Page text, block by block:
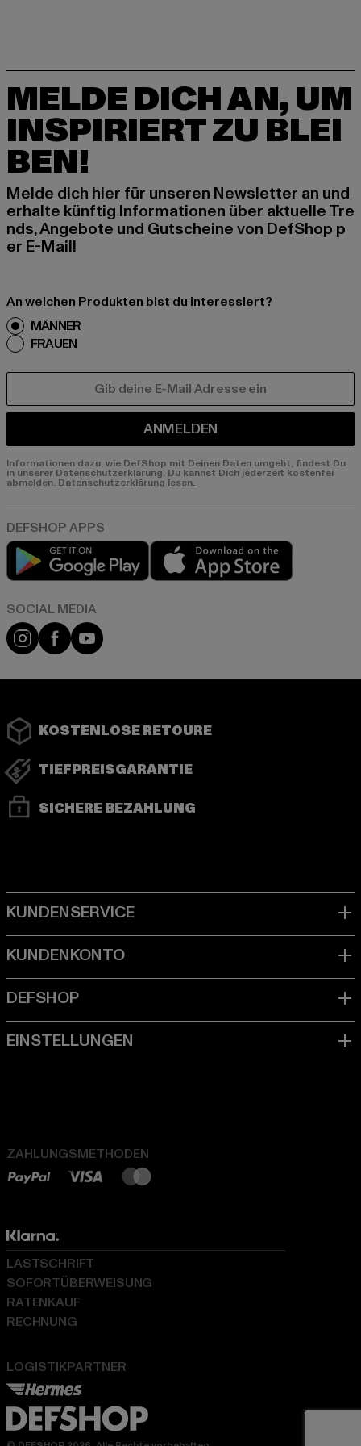
MELDE DICH AN, UM
INSPIRIERT ZU BLEI
BEN!
Melde dich hier für unseren Newsletter an und
erhalte künftig Informationen über aktuelle Tre
nds, Angebote und Gutscheine von DefShop p
er E-Mail!
An welchen Produkten bist du interessiert?
MÄNNER
FRAUEN
ANMELDEN
Informationen dazu, wie DefShop mit Deinen Daten umgeht, findest Du
in unserer Datenschutzerklärung. Du kannst Dich jederzeit kostenfei
abmelden. Datenschutzerklärung lesen.
Play market
Instagram
FacebookYouTube
KOSTENLOSE RETOURE
TIEFPREISGARANTIE
SICHERE BEZAHLUNG
ZAHLUNGSMETHODEN
LOGISTIKPARTNER
LASTSCHRIFT
SOFORTÜBERWEISUNG
RATENKAUF
RECHNUNG